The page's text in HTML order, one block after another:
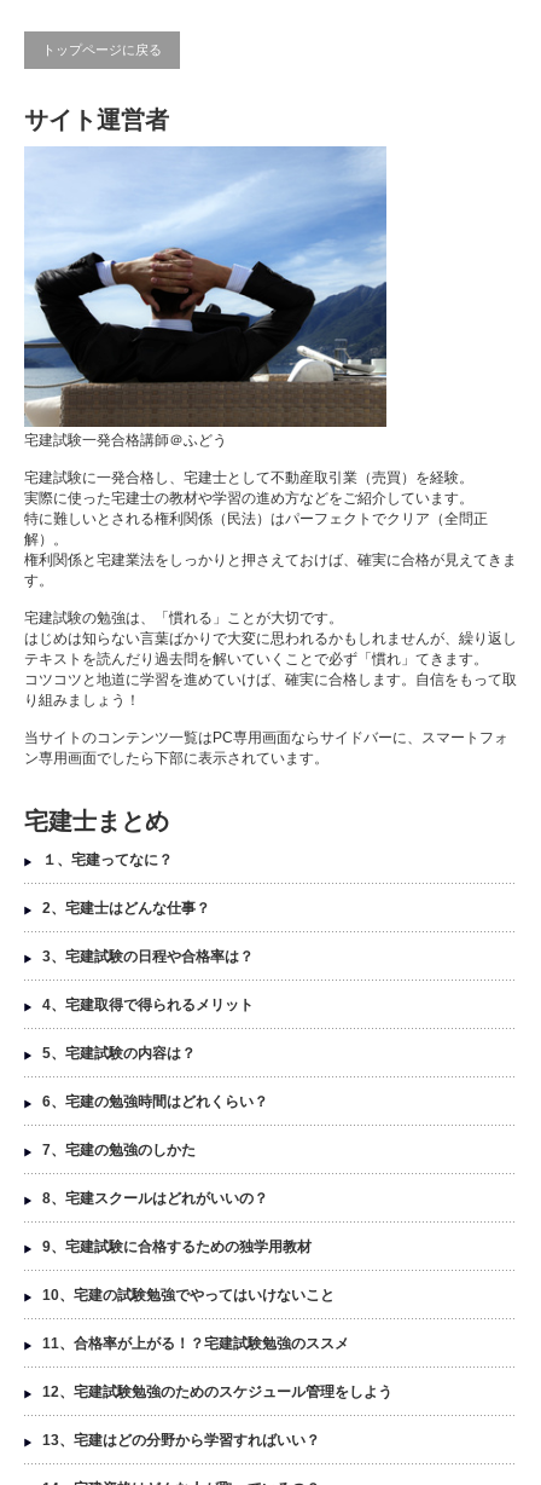
トップページに戻る
サイト運営者
宅建試験一発合格講師＠ふどう
宅建試験に一発合格し、宅建士として不動産取引業（売買）を経験。
実際に使った宅建士の教材や学習の進め方などをご紹介しています。
特に難しいとされる権利関係（民法）はパーフェクトでクリア（全問正
解）。
権利関係と宅建業法をしっかりと押さえておけば、確実に合格が見えてきま
す。
宅建試験の勉強は、「慣れる」ことが大切です。
はじめは知らない言葉ばかりで大変に思われるかもしれませんが、繰り返し
テキストを読んだり過去問を解いていくことで必ず「慣れ」てきます。
コツコツと地道に学習を進めていけば、確実に合格します。自信をもって取
り組みましょう！
当サイトのコンテンツ一覧はPC専用画面ならサイドバーに、スマートフォ
ン専用画面でしたら下部に表示されています。
宅建士まとめ
１、宅建ってなに？
2、宅建士はどんな仕事？
3、宅建試験の日程や合格率は？
4、宅建取得で得られるメリット
5、宅建試験の内容は？
6、宅建の勉強時間はどれくらい？
7、宅建の勉強のしかた
8、宅建スクールはどれがいいの？
9、宅建試験に合格するための独学用教材
10、宅建の試験勉強でやってはいけないこと
11、合格率が上がる！？宅建試験勉強のススメ
12、宅建試験勉強のためのスケジュール管理をしよう
13、宅建はどの分野から学習すればいい？